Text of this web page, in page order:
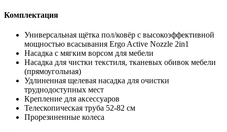
Комплектация
Универсальная щётка пол/ковёр с высокоэффективной
мощностью всасывания Ergo Active Nozzle 2in1
Насадка с мягким ворсом для мебели
Насадка для чистки текстиля, тканевых обивок мебели
(прямоугольная)
Удлиненная щелевая насадка для очистки
труднодоступных мест
Крепление для аксессуаров
Телескопическая труба 52-82 см
Прорезиненные колеса